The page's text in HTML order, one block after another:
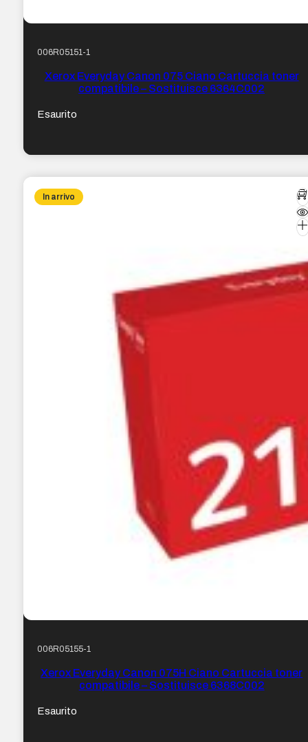
006R05151-1
Xerox Everyday Canon 075 Ciano Cartuccia toner
compatibile – Sostituisce 6364C002
Esaurito
In arrivo
006R05155-1
Xerox Everyday Canon 075H Ciano Cartuccia toner
compatibile – Sostituisce 6368C002
Esaurito